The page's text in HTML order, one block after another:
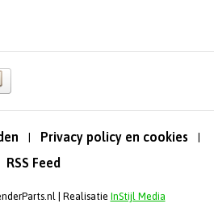
| Privacy policy en cookies |
RSS Feed
| Realisatie InStijl Media